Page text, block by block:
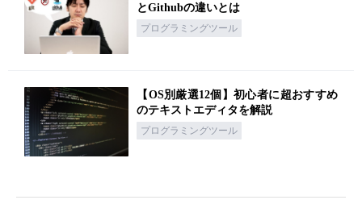
とGithubの違いとは
プログラミングツール
【OS別厳選12個】初心者に超おすすめ
のテキストエディタを解説
プログラミングツール